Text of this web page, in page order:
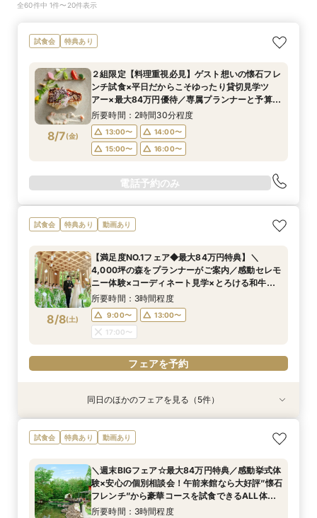
全60件中 1件〜20件表示
試食会 特典あり
8/7(金)
２組限定【料理重視必見】ゲスト想いの懐石フレ
ンチ試食×平日だからこそゆったり貸切見学ツ
アー×最大84万円優待／専属プランナーと予算×
準備じっくり相談会！
所要時間：2時間30分程度
13:00〜
14:00〜
15:00〜
16:00〜
電話予約のみ
試食会 特典あり 動画あり
8/8(土)
【満足度NO.1フェア◆最大84万円特典】＼
4,000坪の森をプランナーがご案内／感動セレモ
ニー体験×コーディネート見学×とろける和牛～5
品コース試食付×来館時タクシー代
所要時間：3時間程度
9:00〜
13:00〜
17:00〜
フェアを予約
特典あり
8/8(土)
＼2027年内★先行予約スタート／準備しっか
り！1件目来館◎五感で印象に残すチャペル見学×
試食＜最大84万円特典付＞
所要時間：2時間30分程度
9:00〜
13:00〜
17:00〜
特典あり
8/8(土)
＼初見学におすすめ／おもてなし料理の贅沢試食
×都会の森を貸切る全館見学×個別相談会
9:00〜
13:00〜
17:00〜
特典あり
8/8(土)
【料理重視必見】ゲスト想いの懐石フレンチ試食
×全館見学ツアー／専属プランナーと予算×準備
所要時間：3時間程度
9:00〜
13:00〜
17:00〜
特典あり
8/8(土)
＜20～39名限定＞少人数・家族婚限定のお得プ
ランをご用意！専属プランナーによるじっくり相
所要時間：3時間程度
9:00〜
13:00〜
17:00〜
特典あり
8/8(土)
【マイナビ限定☆最大84万円ご優待】＼チャペ
ル重視必見／話題の絶景チャペルで挙式体験
来館で豪華5品コース贅沢試食付★ドレス優待チ
ケット付フェア
所要時間：3時間程度
9:00〜
13:00〜
17:00〜
同日のほかのフェアを見る（5件）
試食会 特典あり 動画あり
＼週末BIGフェア☆最大84万円特典／感動挙式体
験×安心の個別相談会！午前来館なら大好評”懐石
フレンチ”から豪華コースを試食できるALL体
感！全館見学★来館時タクシー代3000円負担付
所要時間：3時間程度